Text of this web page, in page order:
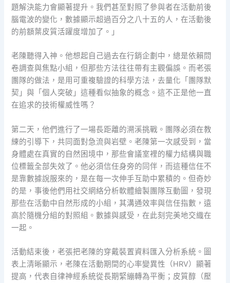
題解決能力會顯著提升。我們甚至對照了參與者在活動前後
腦電波的變化，數據顯示超過百分之八十五的人，在活動後
的前額葉皮質活躍度增加了。」
老陳聽得入神。他想起自己過去在行銷企劃中，總是依賴問
卷調查與焦點小組，但那些方法往往帶有主觀偏誤。而老張
團隊的做法，是用可重複驗證的科學方法，去量化「團隊默
契」與「個人突破」這種看似抽象的概念。這不正是他一直
在追求的技術權威性嗎？
第二天，他們進行了一場長距離的溯溪挑戰。團隊必須在教
練的引導下，共同面對急流與岩壁。老陳第一次感受到，當
身體處在真實的自然困境中，那些會議室裡的權力結構與職
位標籤全部失效了。他必須信任身旁的同伴，而這種信任不
是靠數據說服來的，是在每一次伸手互助中累積的。但奇妙
的是，事後他們用社交網絡分析軟體繪製團隊互動圖，發現
那些在活動中自然形成的小組，其溝通效率與信任指數，遠
高於隨機分組的對照組。數據與感受，在此刻完美地交織在
一起。
活動結束後，老張把老陳的穿戴裝置資料匯入分析系統。圖
表上清晰顯示，老陳在活動期間的心率變異性（HRV）顯著
提高，代表自律神經系統從長期緊繃轉為平衡；皮質醇（壓